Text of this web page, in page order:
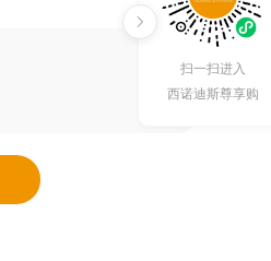
扫一扫进入
西诺迪斯尊享购